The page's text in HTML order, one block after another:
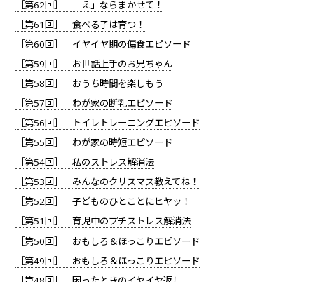
［第62回］ 「え」ならまかせて！
［第61回］ 食べる子は育つ！
［第60回］ イヤイヤ期の偏食エピソード
［第59回］ お世話上手のお兄ちゃん
［第58回］ おうち時間を楽しもう
［第57回］ わが家の断乳エピソード
［第56回］ トイレトレーニングエピソード
［第55回］ わが家の時短エピソード
［第54回］ 私のストレス解消法
［第53回］ みんなのクリスマス教えてね！
［第52回］ 子どものひとことにヒヤッ！
［第51回］ 育児中のプチストレス解消法
［第50回］ おもしろ＆ほっこりエピソード
［第49回］ おもしろ＆ほっこりエピソード